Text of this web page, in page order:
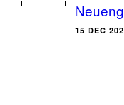
15 DEC